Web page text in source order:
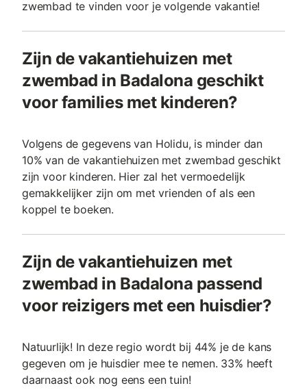
zwembad te vinden voor je volgende vakantie!
Zijn de vakantiehuizen met
zwembad in Badalona geschikt
voor families met kinderen?
Volgens de gegevens van Holidu, is minder dan
10% van de vakantiehuizen met zwembad geschikt
zijn voor kinderen. Hier zal het vermoedelijk
gemakkelijker zijn om met vrienden of als een
koppel te boeken.
Zijn de vakantiehuizen met
zwembad in Badalona passend
voor reizigers met een huisdier?
Natuurlijk! In deze regio wordt bij 44% je de kans
gegeven om je huisdier mee te nemen. 33% heeft
daarnaast ook nog eens een tuin!